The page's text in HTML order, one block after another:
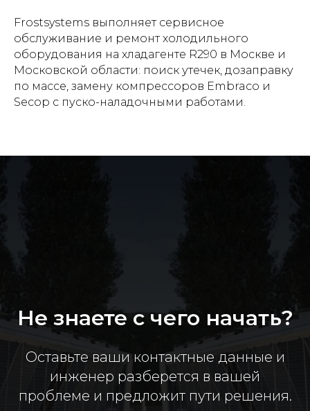
Frostsystems выполняет сервисное
обслуживание и ремонт холодильного
оборудования на хладагенте R290 в Москве и
Московской области: поиск утечек, дозаправку
по массе, замену компрессоров Embraco и
Secop с пуско-наладочными работами.
Не знаете с чего начать?
Оставьте ваши контактные данные и
инженер разберется в вашей
проблеме и предложит пути решения.